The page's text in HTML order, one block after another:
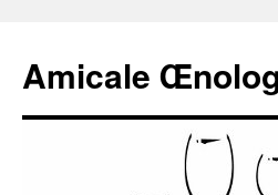
Amicale